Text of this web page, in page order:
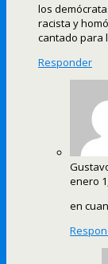
los
racista y
cantado para
Responder
enero
en